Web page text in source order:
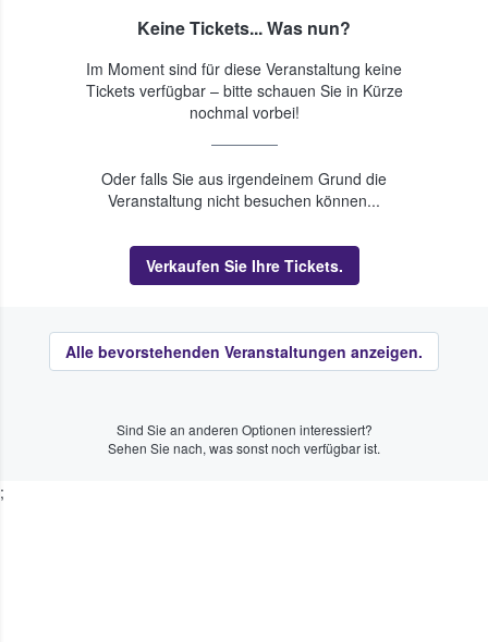
Keine Tickets... Was nun?
Im Moment sind für diese Veranstaltung keine
Tickets verfügbar – bitte schauen Sie in Kürze
nochmal vorbei!
Oder falls Sie aus irgendeinem Grund die
Veranstaltung nicht besuchen können...
Verkaufen Sie Ihre Tickets.
Alle bevorstehenden Veranstaltungen anzeigen.
Sind Sie an anderen Optionen interessiert?
Sehen Sie nach, was sonst noch verfügbar ist.
;